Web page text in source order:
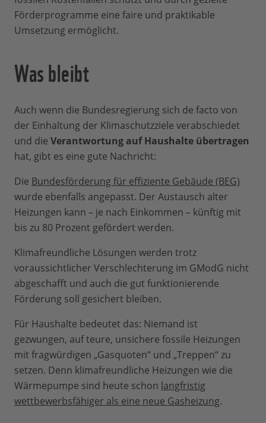
Förderprogramme eine faire und praktikable
Umsetzung ermöglicht.
Was bleibt
Auch wenn die Bundesregierung sich de facto von
der Einhaltung der Klimaschutzziele verabschiedet
und die Verantwortung auf Haushalte übertragen
hat, gibt es eine gute Nachricht:
Die Bundesförderung für effiziente Gebäude (BEG)
wurde ebenfalls angepasst. Der Austausch alter
Heizungen kann – je nach Einkommen – künftig mit
bis zu 80 Prozent gefördert werden.
Klimafreundliche Lösungen werden trotz
voraussichtlicher Verschlechterung im GModG nicht
abgeschafft und auch die gut funktionierende
Förderung soll gesichert bleiben.
Für Haushalte bedeutet das: Niemand ist
gezwungen, auf teure, unsichere fossile Heizungen
mit fragwürdigen „Gasquoten“ und „Treppen“ zu
setzen. Denn klimafreundliche Heizungen wie die
Wärmepumpe sind heute schon langfristig
wettbewerbsfähiger als eine neue Gasheizung.